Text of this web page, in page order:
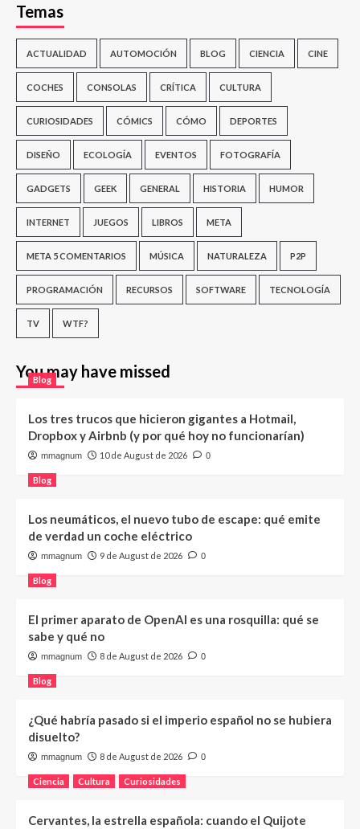
Temas
ACTUALIDAD AUTOMOCIÓN BLOG CIENCIA CINE
COCHES CONSOLAS CRÍTICA CULTURA
CURIOSIDADES CÓMICS CÓMO DEPORTES
DISEÑO ECOLOGÍA EVENTOS FOTOGRAFÍA
GADGETS GEEK GENERAL HISTORIA HUMOR
INTERNET JUEGOS LIBROS META
META 5 COMENTARIOS MÚSICA NATURALEZA P2P
PROGRAMACIÓN RECURSOS SOFTWARE TECNOLOGÍA
TV WTF?
You may have missed
Blog
Los tres trucos que hicieron gigantes a Hotmail,
Dropbox y Airbnb (y por qué hoy no funcionarían)
mmagnum 10 de August de 2026 0
Blog
Los neumáticos, el nuevo tubo de escape: qué emite
de verdad un coche eléctrico
mmagnum 9 de August de 2026 0
Blog
El primer aparato de OpenAI es una rosquilla: qué se
sabe y qué no
mmagnum 8 de August de 2026 0
Blog
¿Qué habría pasado si el imperio español no se hubiera
disuelto?
mmagnum 8 de August de 2026 0
Ciencia Cultura Curiosidades
Cervantes, la estrella española: cuando el Quijote